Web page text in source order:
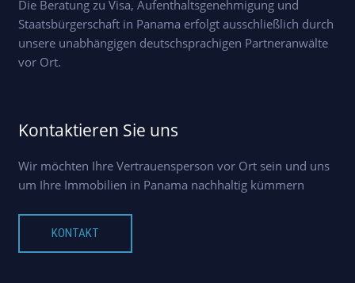
Die Beratung zu Visa, Aufenthaltsgenehmigung und
Staatsbürgerschaft in Panama erfolgt ausschließlich durch
unsere unabhängigen deutschsprachigen Partneranwälte
vor Ort.
Kontaktieren Sie uns
Wir möchten Ihre Vertrauensperson vor Ort sein und uns
um Ihre Immobilien in Panama nachhaltig kümmern
KONTAKT